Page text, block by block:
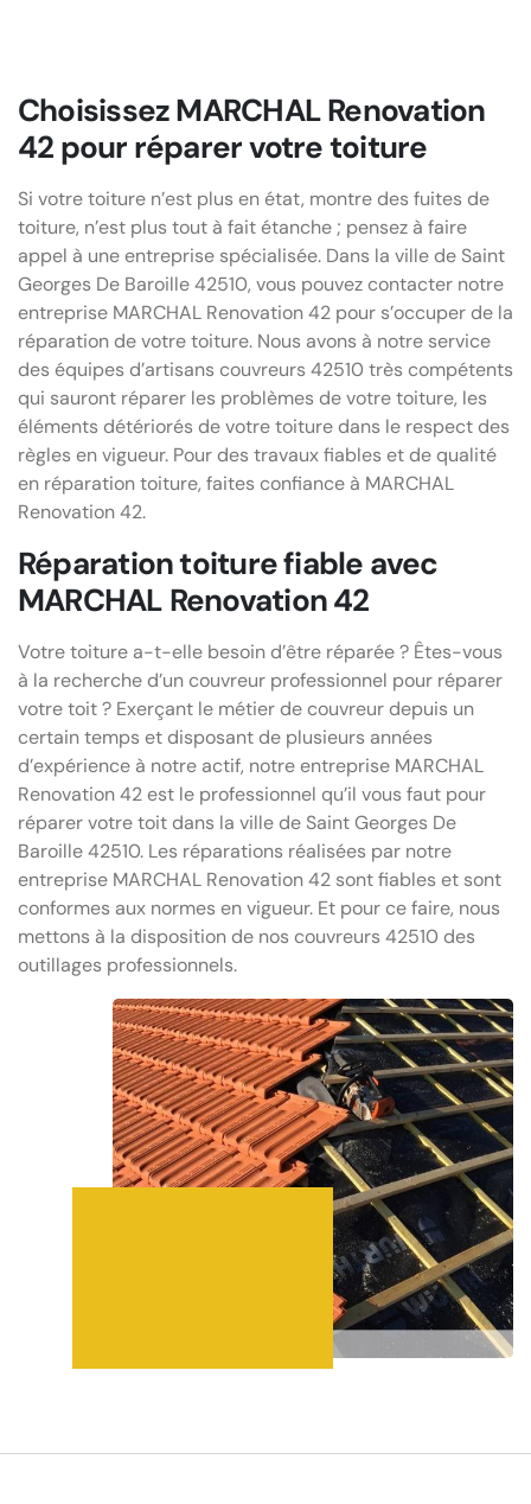
Choisissez MARCHAL Renovation
42 pour réparer votre toiture
Si votre toiture n’est plus en état, montre des fuites de
toiture, n’est plus tout à fait étanche ; pensez à faire
appel à une entreprise spécialisée. Dans la ville de Saint
Georges De Baroille 42510, vous pouvez contacter notre
entreprise MARCHAL Renovation 42 pour s’occuper de la
réparation de votre toiture. Nous avons à notre service
des équipes d’artisans couvreurs 42510 très compétents
qui sauront réparer les problèmes de votre toiture, les
éléments détériorés de votre toiture dans le respect des
règles en vigueur. Pour des travaux fiables et de qualité
en réparation toiture, faites confiance à MARCHAL
Renovation 42.
Réparation toiture fiable avec
MARCHAL Renovation 42
Votre toiture a-t-elle besoin d’être réparée ? Êtes-vous
à la recherche d’un couvreur professionnel pour réparer
votre toit ? Exerçant le métier de couvreur depuis un
certain temps et disposant de plusieurs années
d’expérience à notre actif, notre entreprise MARCHAL
Renovation 42 est le professionnel qu’il vous faut pour
réparer votre toit dans la ville de Saint Georges De
Baroille 42510. Les réparations réalisées par notre
entreprise MARCHAL Renovation 42 sont fiables et sont
conformes aux normes en vigueur. Et pour ce faire, nous
mettons à la disposition de nos couvreurs 42510 des
outillages professionnels.